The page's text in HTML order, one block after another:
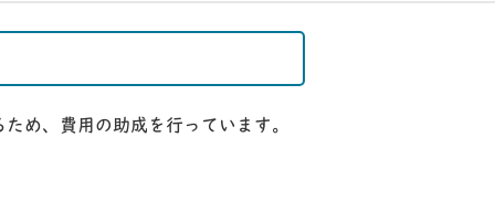
め、費用の助成を行っています。